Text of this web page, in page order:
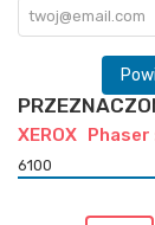
XEROX Phaser
6100